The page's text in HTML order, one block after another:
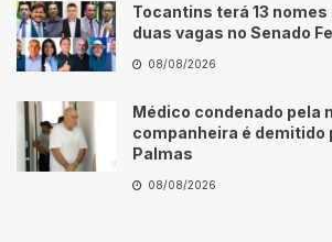
Tocantins terá 13
duas vagas no Senado
08/08/2026
Médico condenado pela
companheira é demitido
Palmas
08/08/2026